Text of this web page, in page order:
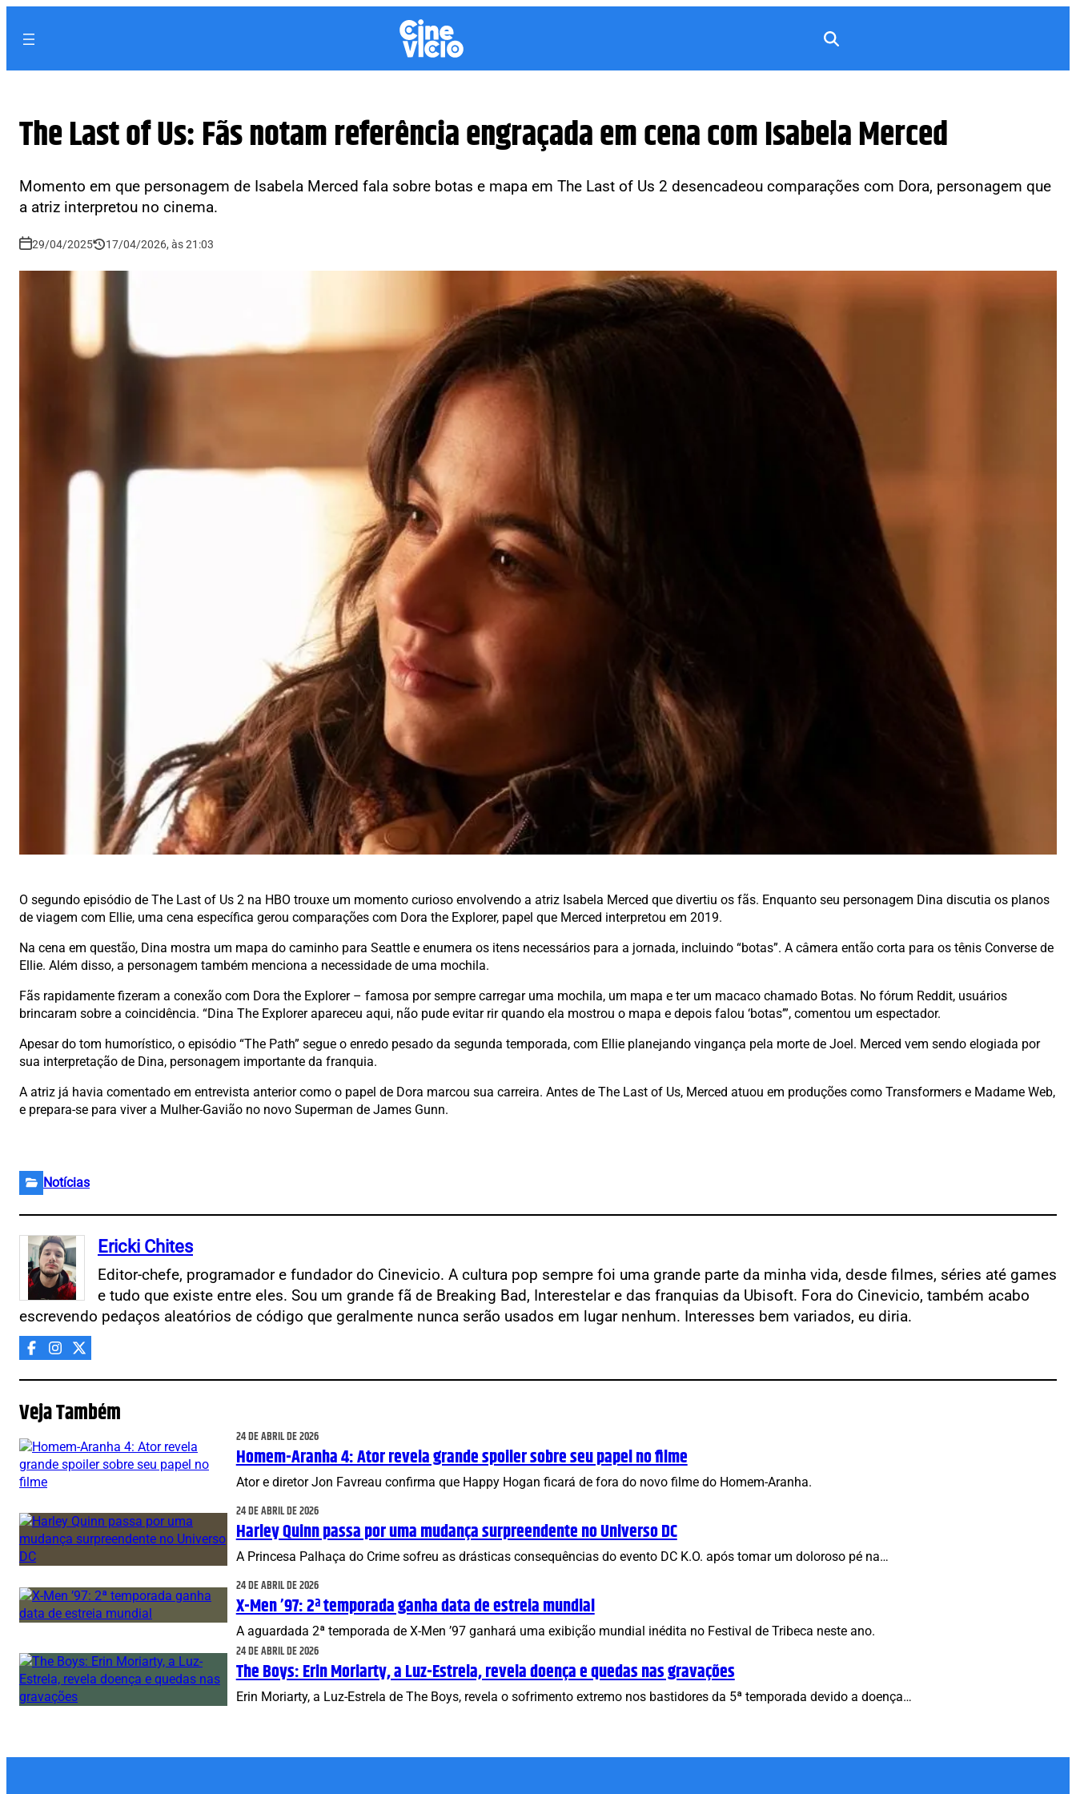
The Last of Us: Fãs notam referência engraçada em cena com Isabela Merced
Momento em que personagem de Isabela Merced fala sobre botas e mapa em The Last of Us 2 desencadeou comparações com Dora, personagem que
a atriz interpretou no cinema.
29/04/2025 17/04/2026, às 21:03
O segundo episódio de The Last of Us 2 na HBO trouxe um momento curioso envolvendo a atriz Isabela Merced que divertiu os fãs. Enquanto seu personagem Dina discutia os planos
de viagem com Ellie, uma cena específica gerou comparações com Dora the Explorer, papel que Merced interpretou em 2019.
Na cena em questão, Dina mostra um mapa do caminho para Seattle e enumera os itens necessários para a jornada, incluindo “botas”. A câmera então corta para os tênis Converse de
Ellie. Além disso, a personagem também menciona a necessidade de uma mochila.
Fãs rapidamente fizeram a conexão com Dora the Explorer – famosa por sempre carregar uma mochila, um mapa e ter um macaco chamado Botas. No fórum Reddit, usuários
brincaram sobre a coincidência. “Dina The Explorer apareceu aqui, não pude evitar rir quando ela mostrou o mapa e depois falou ‘botas’”, comentou um espectador.
Apesar do tom humorístico, o episódio “The Path” segue o enredo pesado da segunda temporada, com Ellie planejando vingança pela morte de Joel. Merced vem sendo elogiada por
sua interpretação de Dina, personagem importante da franquia.
A atriz já havia comentado em entrevista anterior como o papel de Dora marcou sua carreira. Antes de The Last of Us, Merced atuou em produções como Transformers e Madame Web,
e prepara-se para viver a Mulher-Gavião no novo Superman de James Gunn.
Notícias
Ericki Chites
Editor-chefe, programador e fundador do Cinevicio. A cultura pop sempre foi uma grande parte da minha vida, desde filmes, séries até games
e tudo que existe entre eles. Sou um grande fã de Breaking Bad, Interestelar e das franquias da Ubisoft. Fora do Cinevicio, também acabo
escrevendo pedaços aleatórios de código que geralmente nunca serão usados em lugar nenhum. Interesses bem variados, eu diria.
Veja Também
24 DE ABRIL DE 2026
Homem-Aranha 4: Ator revela grande spoiler sobre seu papel no filme
Ator e diretor Jon Favreau confirma que Happy Hogan ficará de fora do novo filme do Homem-Aranha.
24 DE ABRIL DE 2026
Harley Quinn passa por uma mudança surpreendente no Universo DC
A Princesa Palhaça do Crime sofreu as drásticas consequências do evento DC K.O. após tomar um doloroso pé na…
24 DE ABRIL DE 2026
X-Men ’97: 2ª temporada ganha data de estreia mundial
A aguardada 2ª temporada de X-Men ’97 ganhará uma exibição mundial inédita no Festival de Tribeca neste ano.
24 DE ABRIL DE 2026
The Boys: Erin Moriarty, a Luz-Estrela, revela doença e quedas nas gravações
Erin Moriarty, a Luz-Estrela de The Boys, revela o sofrimento extremo nos bastidores da 5ª temporada devido a doença…